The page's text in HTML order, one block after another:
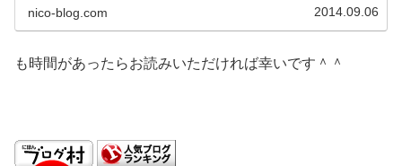
nico-blog.com 2014.09.06
も時間があったらお読みいただければ幸いです＾＾